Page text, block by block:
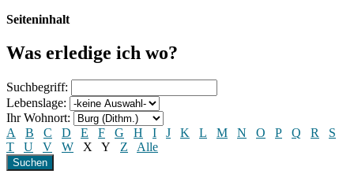
Seiteninhalt
Was erledige ich wo?
Suchbegriff:
Lebenslage:
Ihr Wohnort:
A
B C D E F G H I J K L M N O P Q R
S
T
U V W X Y Z Alle